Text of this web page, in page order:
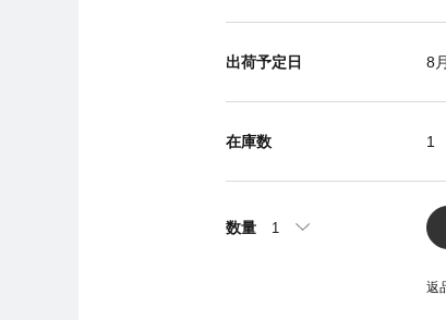
出荷予定日 8
在庫数 1
数量
返